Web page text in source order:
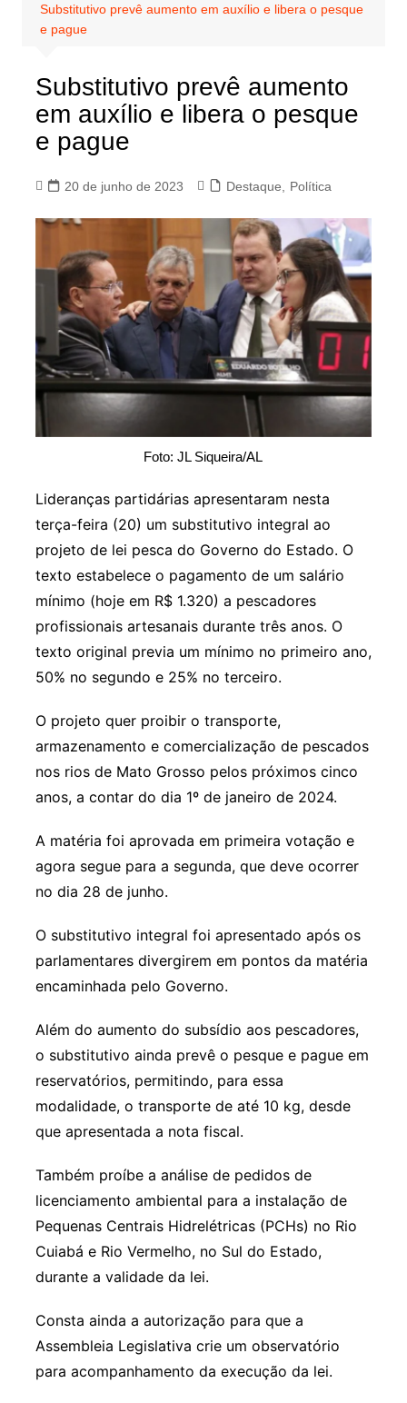
Substitutivo prevê aumento em auxílio e libera o pesque
e pague
Substitutivo prevê aumento
em auxílio e libera o pesque
e pague
20 de junho de 2023 Destaque Política
Foto: JL Siqueira/AL
Lideranças partidárias apresentaram nesta
terça-feira (20) um substitutivo integral ao
projeto de lei pesca do Governo do Estado. O
texto estabelece o pagamento de um salário
mínimo (hoje em R$ 1.320) a pescadores
profissionais artesanais durante três anos. O
texto original previa um mínimo no primeiro ano,
50% no segundo e 25% no terceiro.
O projeto quer proibir o transporte,
armazenamento e comercialização de pescados
nos rios de Mato Grosso pelos próximos cinco
anos, a contar do dia 1º de janeiro de 2024.
A matéria foi aprovada em primeira votação e
agora segue para a segunda, que deve ocorrer
no dia 28 de junho.
O substitutivo integral foi apresentado após os
parlamentares divergirem em pontos da matéria
encaminhada pelo Governo.
Além do aumento do subsídio aos pescadores,
o substitutivo ainda prevê o pesque e pague em
reservatórios, permitindo, para essa
modalidade, o transporte de até 10 kg, desde
que apresentada a nota fiscal.
Também proíbe a análise de pedidos de
licenciamento ambiental para a instalação de
Pequenas Centrais Hidrelétricas (PCHs) no Rio
Cuiabá e Rio Vermelho, no Sul do Estado,
durante a validade da lei.
Consta ainda a autorização para que a
Assembleia Legislativa crie um observatório
para acompanhamento da execução da lei.